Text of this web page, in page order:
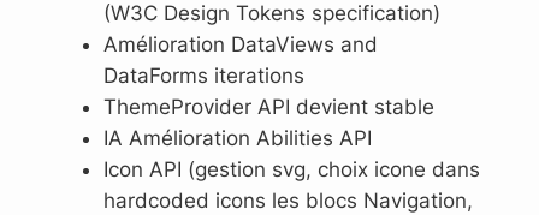
(W3C Design Tokens specification)
Amélioration DataViews and
DataForms iterations
ThemeProvider API devient stable
IA Amélioration Abilities API
Icon API (gestion svg, choix icone dans
hardcoded icons les blocs Navigation,